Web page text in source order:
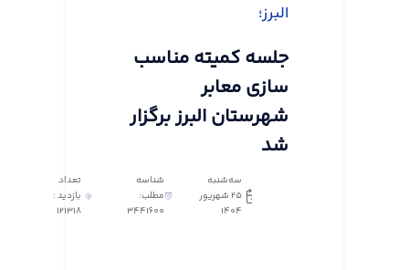
البرز؛
جلسه کمیته مناسب
سازی معابر
شهرستان البرز برگزار
شد
سه‌شنبه
25 شهریور
1404
شناسه
مطلب:
3441600
تعداد
بازدید :
121318